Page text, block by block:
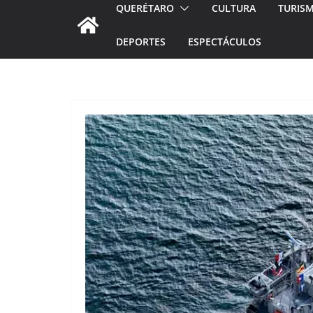
QUERÉTARO CULTURA
DEPORTES ESPECTÁCULOS